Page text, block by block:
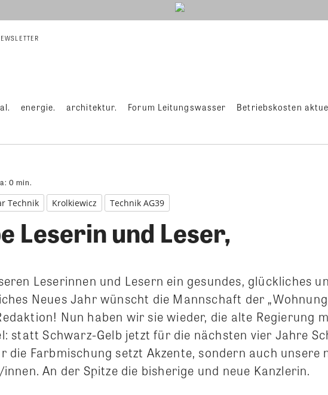
energie. architektur. Forum Leitungswasser Betriebskosten
0 min.
Technik Krolkiewicz Technik AG39
Leserin und Leser,
Leserinnen und Lesern ein gesundes, glückliches
Neues Jahr wünscht die Mannschaft der
Nun haben wir sie wieder, die alte Regierung
statt Schwarz-Gelb jetzt für die nächsten vier Jahre
die Farbmischung setzt Akzente, sondern auch unsere
An der Spitze die bisherige und neue Kanzlerin.